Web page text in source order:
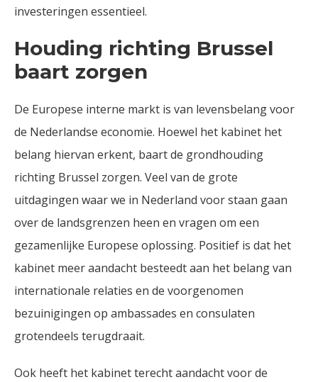
investeringen essentieel.
Houding richting Brussel
baart zorgen
De Europese interne markt is van levensbelang voor
de Nederlandse economie. Hoewel het kabinet het
belang hiervan erkent, baart de grondhouding
richting Brussel zorgen. Veel van de grote
uitdagingen waar we in Nederland voor staan gaan
over de landsgrenzen heen en vragen om een
gezamenlijke Europese oplossing. Positief is dat het
kabinet meer aandacht besteedt aan het belang van
internationale relaties en de voorgenomen
bezuinigingen op ambassades en consulaten
grotendeels terugdraait.
Ook heeft het kabinet terecht aandacht voor de